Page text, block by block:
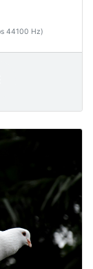
44100 Hz)